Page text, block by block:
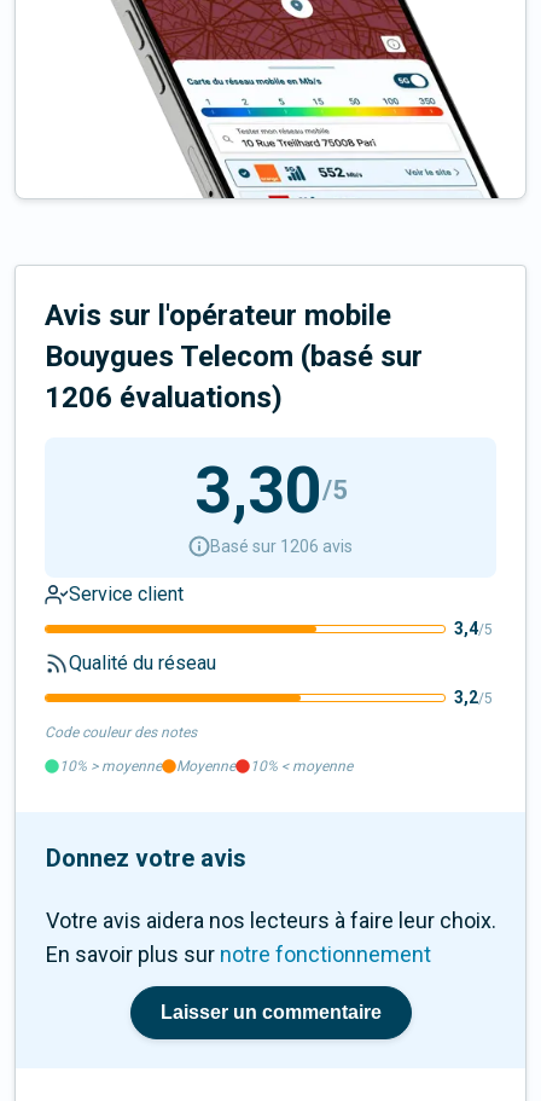
Avis sur l'opérateur mobile
Bouygues Telecom (basé sur
1206 évaluations)
3,30/5
Basé sur 1206 avis
Service client
3,4/5
Qualité du réseau
3,2/5
Code couleur des notes
10% >moyenne Moyenne 10% <moyenne
Donnez votre avis
Votre avis aidera nos lecteurs à faire leur choix.
En savoir plus sur notre fonctionnement
Laisser un commentaire